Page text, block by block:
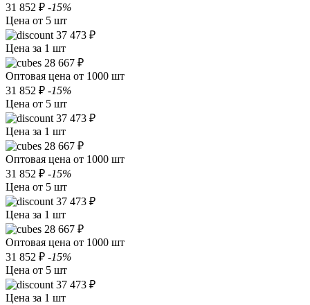
31 852 ₽ -15%
Цена от 5 шт
37 473 ₽
Цена за 1 шт
28 667 ₽
Оптовая цена от 1000 шт
31 852 ₽ -15%
Цена от 5 шт
37 473 ₽
Цена за 1 шт
28 667 ₽
Оптовая цена от 1000 шт
31 852 ₽ -15%
Цена от 5 шт
37 473 ₽
Цена за 1 шт
28 667 ₽
Оптовая цена от 1000 шт
31 852 ₽ -15%
Цена от 5 шт
37 473 ₽
Цена за 1 шт